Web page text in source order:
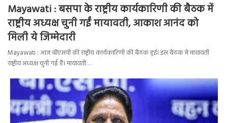
Mayawati : बसपा के राष्ट्रीय कार्यकारिणी की बैठक में
राष्ट्रीय अध्यक्ष चुनी गईं मायावती, आकाश आनंद को
मिली ये जिम्मेदारी
Mayawati : आज बीएसपी की राष्ट्रीय कार्यकारिणी की बैठक हुई। इस बैठक में मायावती
राष्ट्रीय अध्यक्ष चुनी गईं हैं। मायावती…